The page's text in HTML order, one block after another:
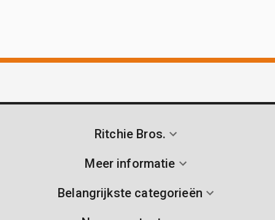
Ritchie Bros.
Meer informatie
Belangrijkste categorieën